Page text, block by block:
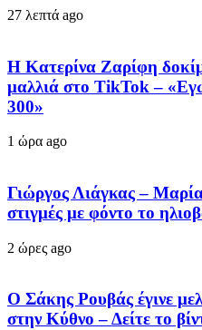
27 λεπτά ago
Η Κατερίνα Ζαρίφη
μαλλιά στο TikTok –
300»
1 ώρα ago
Γιώργος Λιάγκας –
στιγμές με φόντο το
2 ώρες ago
Ο Σάκης Ρουβάς έγινε
στην Κύθνο – Δείτε το